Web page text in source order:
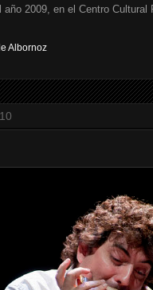
2009, en el Centro Cultural
Albornoz